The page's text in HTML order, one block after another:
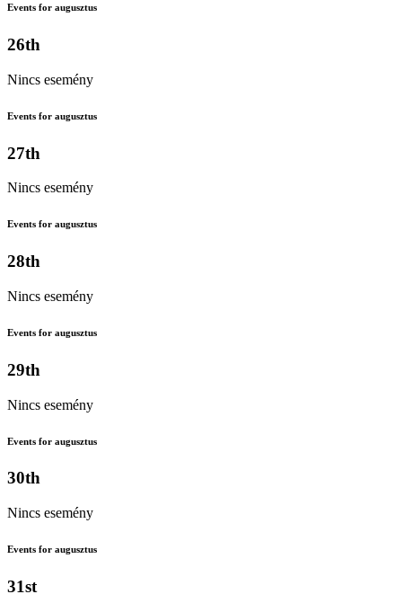
Events for augusztus
26th
Nincs esemény
Events for augusztus
27th
Nincs esemény
Events for augusztus
28th
Nincs esemény
Events for augusztus
29th
Nincs esemény
Events for augusztus
30th
Nincs esemény
Events for augusztus
31st